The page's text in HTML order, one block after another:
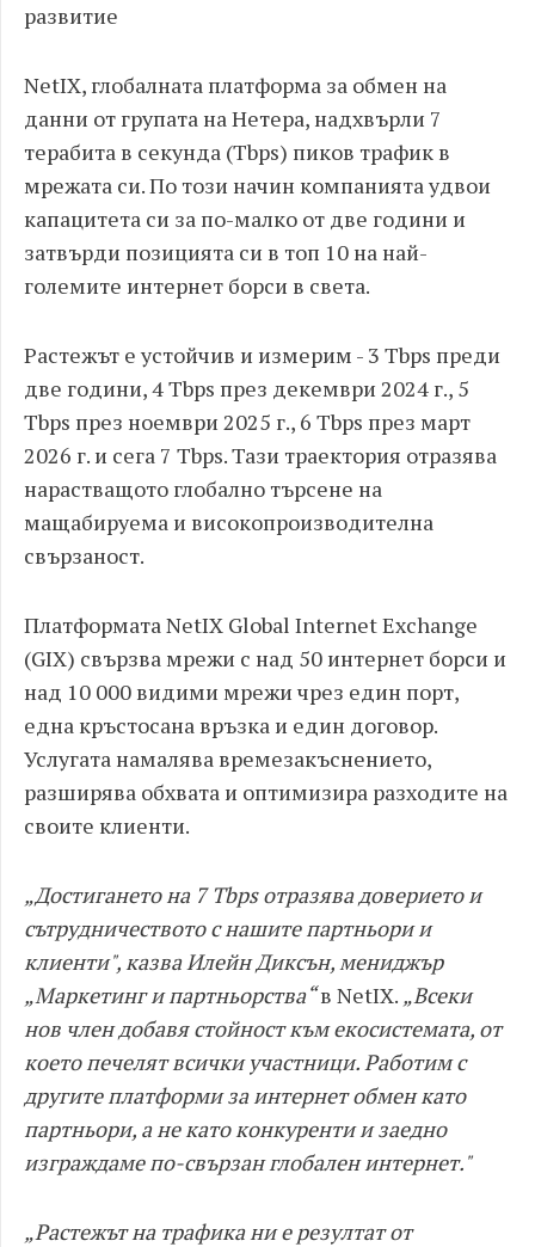
развитие
NetIX, глобалната платформа за обмен на
данни от групата на Нетера, надхвърли 7
терабита в секунда (Tbps) пиков трафик в
мрежата си. По този начин компанията удвои
капацитета си за по-малко от две години и
затвърди позицията си в топ 10 на най-
големите интернет борси в света.
Растежът е устойчив и измерим - 3 Tbps преди
две години, 4 Tbps през декември 2024 г., 5
Tbps през ноември 2025 г., 6 Tbps през март
2026 г. и сега 7 Tbps. Тази траектория отразява
нарастващото глобално търсене на
мащабируема и високопроизводителна
свързаност.
Платформата NetIX Global Internet Exchange
(GIX) свързва мрежи с над 50 интернет борси и
над 10 000 видими мрежи чрез един порт,
една кръстосана връзка и един договор.
Услугата намалява времезакъснението,
разширява обхвата и оптимизира разходите на
своите клиенти.
„Достигането на 7 Tbps отразява доверието и
сътрудничеството с нашите партньори и
клиенти", казва Илейн Диксън, мениджър
„Маркетинг и партньорства“в NetIX. „Всеки
нов член добавя стойност към екосистемата, от
което печелят всички участници. Работим с
другите платформи за интернет обмен като
партньори, а не като конкуренти и заедно
изграждаме по-свързан глобален интернет."
„Растежът на трафика ни е резултат от